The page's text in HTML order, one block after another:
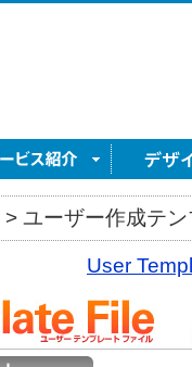
> ユーザー作成テ
User